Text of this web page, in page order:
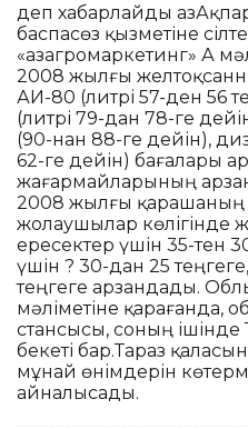
деп хабарлайды
баспасөз қызметіне
«Қазагромаркетинг» АҚ
2008 жылғы
АИ-80 (литрі 57-ден 56
(литрі 79-дан 78-ге
(90-нан 88-ге дейін),
62-ге дейін) бағалары
жағармайларының
2008 жылғы қарашаның
жолаушылар көлігінде
ересектер үшін 35-тен
үшін ? 30-дан 25
теңгеге арзандады.
мәліметіне қарағанда,
стансысы, соның ішінде
бекеті бар.Тараз
мұнай өнімдерін
айналысады.